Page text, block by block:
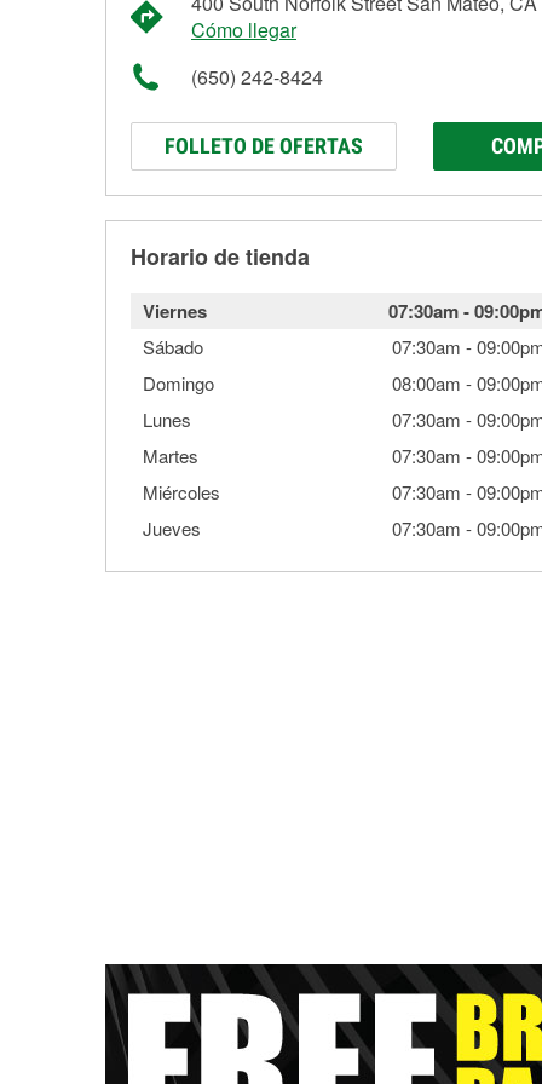
Cómo llegar
(650) 242-8424
FOLLETO DE OFERTAS
Horario de tienda
Viernes 07:30am-
Sábado 07:30am -
Domingo
08:00am -
Lunes
07:30am -
Martes
07:30am -
Miércoles
07:30am -
Jueves
07:30am -